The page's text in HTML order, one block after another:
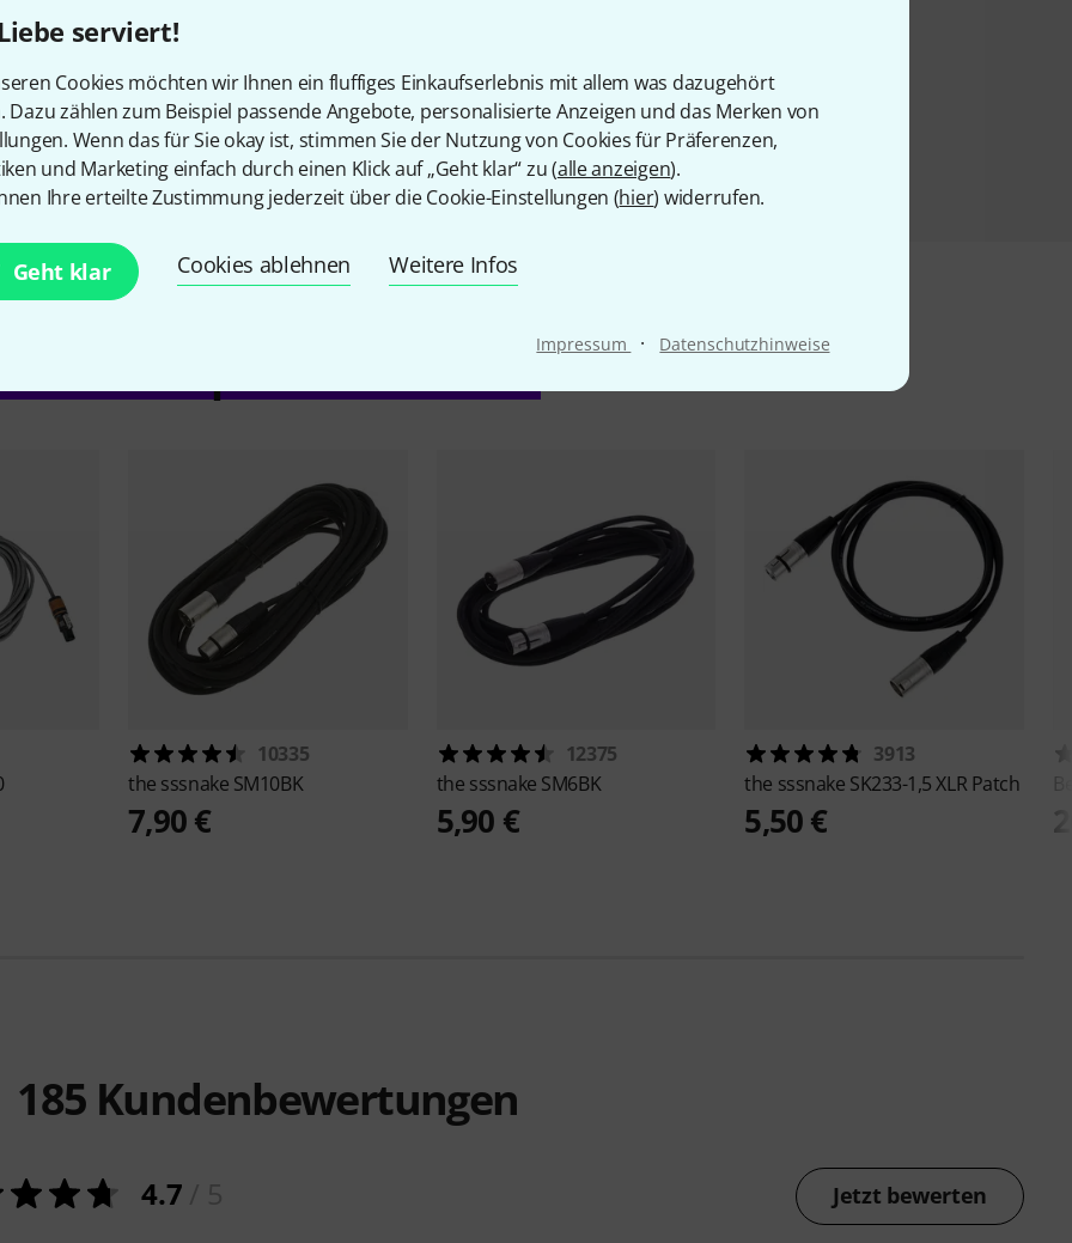
serviert!
Cookies möchten wir Ihnen ein fluffiges Einkaufserlebnis mit allem was dazugehört
Dazu zählen zum Beispiel passende Angebote, personalisierte Anzeigen und das Merken von
Wenn das für Sie okay ist, stimmen Sie der Nutzung von Cookies für Präferenzen,
und Marketing einfach durch einen Klick auf „Geht klar“ zu (alle anzeigen).
Ihre erteilte Zustimmung jederzeit über die Cookie-Einstellungen (hier) widerrufen.
Geht klar Cookies ablehnen Weitere Infos
Impressum · Datenschutzhinweise
the t.amp E-1500
Vergleichen
10335
the sssnake SM10BK
7,90 €
12375
the sssnake SM6BK
5,90 €
3913
the sssnake SK233-1,5 XLR Patch
5,50 €
185 Kundenbewertungen
4.7 Jetzt bewerten